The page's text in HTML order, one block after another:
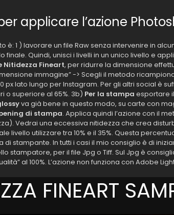
applicare l’azione
è: 1 ) lavorare un file Raw senza intervenire in
finale. Quindi, unisci i livelli in un unico livello e
Nitidezza Fineart, per ridurre la dimensione
immagine” -> Scegli il metodo
px lato lungo per Instagram. Per gli altri social è
o superiore al 65%. 3b) Per la stampa esportare
va già bene in questo modo, su carte con
di stampa. Applica quindi l’azione con il
Vedrai una eccessiva nitidezza che crea
livello utilizzare tra 10% e il 35%. Questa
di stampante. In tutti i casi il mio consiglio è di
stampatore, per il file Jpg o Tiff. Sul Jpg è
al 100%. L’azione non funziona con Adobe
FINEART